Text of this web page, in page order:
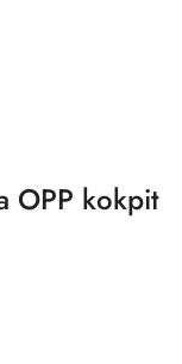
OPP kokpit